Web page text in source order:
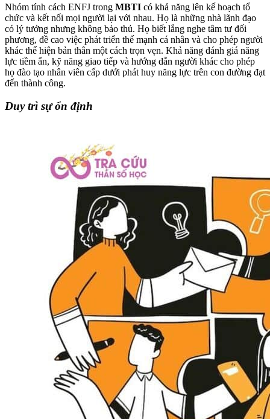
Nhóm tính cách ENFJ trong MBTI có khả năng lên kế hoạch tổ
chức và kết nối mọi người lại với nhau. Họ là những nhà lãnh đạo
có lý tưởng nhưng không bảo thủ. Họ biết lắng nghe tâm tư đối
phương, đề cao việc phát triển thế mạnh cá nhân và cho phép người
khác thể hiện bản thân một cách trọn vẹn. Khả năng đánh giá năng
lực tiềm ẩn, kỹ năng giao tiếp và hướng dẫn người khác cho phép
họ đào tạo nhân viên cấp dưới phát huy năng lực trên con đường đạt
đến thành công.
Duy trì sự ổn định